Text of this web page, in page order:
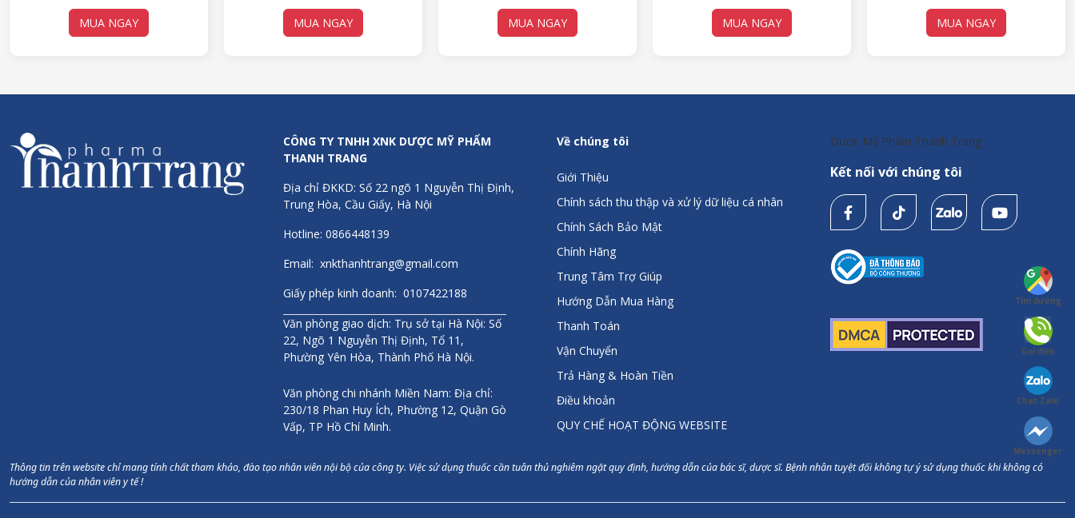
MUA NGAY MUA NGAY MUA NGAY MUA NGAY MUA NGAY
CÔNG TY TNHH XNK DƯỢC MỸ PHẨM
THANH TRANG
Địa chỉ ĐKKD: Số 22 ngõ 1 Nguyễn Thị Định,
Trung Hòa, Cầu Giấy, Hà Nội
Hotline: 0866448139
Email: xnkthanhtrang@gmail.com
Giấy phép kinh doanh: 0107422188
Văn phòng giao dịch: Trụ sở tại Hà Nội: Số
22, Ngõ 1 Nguyễn Thị Định, Tổ 11,
Phường Yên Hòa, Thành Phố Hà Nội.
Văn phòng chi nhánh Miền Nam: Địa chỉ:
230/18 Phan Huy Ích, Phường 12, Quận Gò
Vấp, TP Hồ Chí Minh.
Về chúng tôi
Giới Thiệu
Chính sách thu thập và xử lý dữ liệu cá nhân
Chính Sách Bảo Mật
Chính Hãng
Trung Tâm Trợ Giúp
Hướng Dẫn Mua Hàng
Thanh Toán
Vận Chuyển
Trả Hàng & Hoàn Tiền
Điều khoản
QUY CHẾ HOẠT ĐỘNG WEBSITE
Dược Mỹ Phẩm Thanh Trang
Kết nối với chúng tôi
Thông tin trên website chỉ mang tính chất tham khảo, đào tạo nhân viên nội bộ của công ty. Việc sử dụng thuốc cần tuân thủ nghiêm ngặt quy định, hướng dẫn của bác sĩ, dược sĩ. Bệnh nhân tuyệt đối không tự ý sử dụng thuốc khi không có
hướng dẫn của nhân viên y tế !
Tìm đường
Gọi điện
Chat Zalo
Messenger